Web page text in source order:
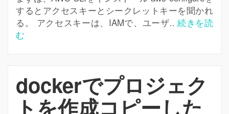
するとアクセスキーとシークレットキーを聞かれ
る。 アクセスキーは、IAMで、ユーザ..続きを読
む
dockerでプロジェク
トを作成コピーした